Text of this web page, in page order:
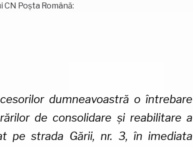
Poșta Română:
dumneavoastră o întrebare
de consolidare și reabilitare a
pe strada Gării, nr. 3, în imediata